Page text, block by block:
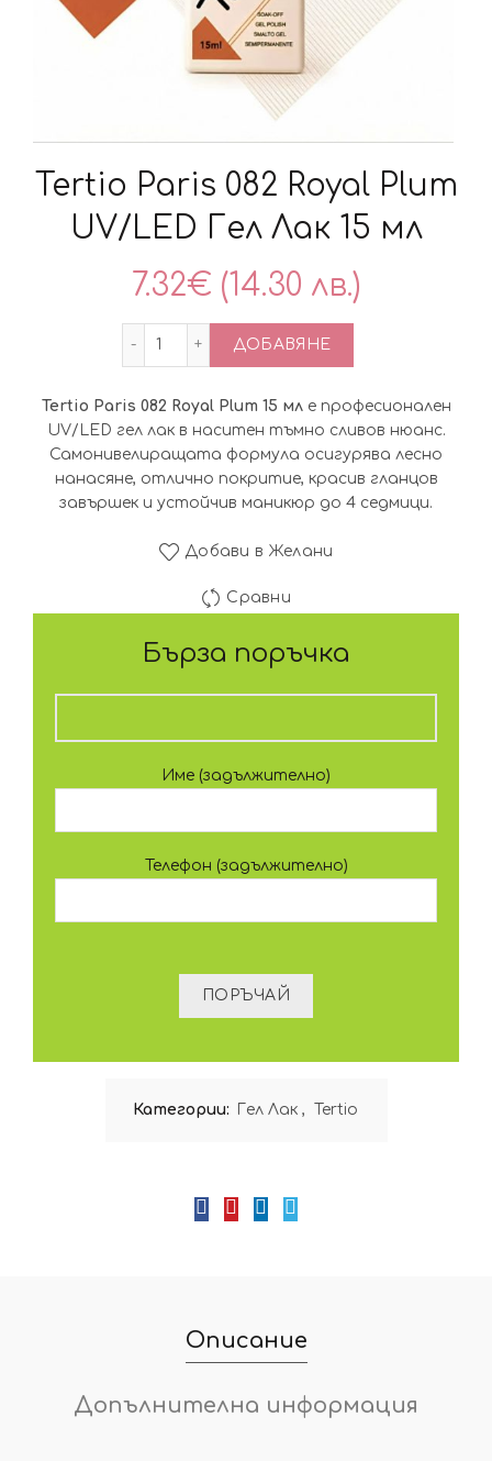
Tertio Paris 082 Royal Plum
UV/LED Гел Лак 15 мл
7.32€ (14.30 лв.)
ДОБАВЯНЕ
Tertio Paris 082 Royal Plum 15 мле професионален
UV/LED гел лак в наситен тъмно сливов нюанс.
Самонивелиращата формула осигурява лесно
нанасяне, отлично покритие, красив гланцов
завършек и устойчив маникюр до 4 седмици.
Добави в Желани
Сравни
Бърза поръчка
Име (задължително)
Телефон (задължително)
Категории: Гел Лак , Tertio
Описание
Допълнителна информация